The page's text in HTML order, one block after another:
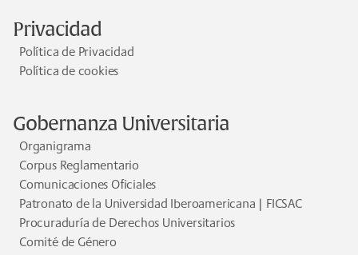
Privacidad
Política de Privacidad
Política de cookies
Gobernanza Universitaria
Organigrama
Corpus Reglamentario
Comunicaciones Oficiales
Patronato de la Universidad Iberoamericana | FICSAC
Procuraduría de Derechos Universitarios
Comité de Género